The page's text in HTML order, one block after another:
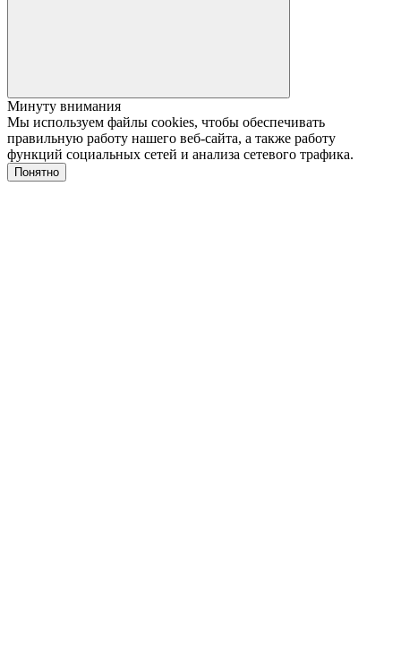
Минуту внимания
Мы используем файлы cookies, чтобы обеспечивать
правильную работу нашего веб-сайта, а также работу
функций социальных сетей и анализа сетевого трафика.
Понятно